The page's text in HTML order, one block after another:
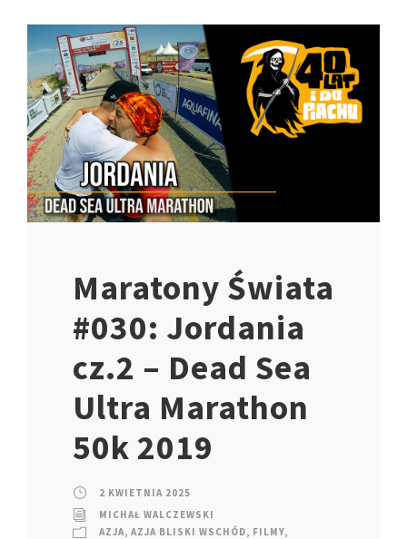
Maratony Świata
#030: Jordania
cz.2 – Dead Sea
Ultra Marathon
50k 2019
2 KWIETNIA 2025
MICHAŁ WALCZEWSKI
AZJA, AZJA BLISKI WSCHÓD, FILMY,